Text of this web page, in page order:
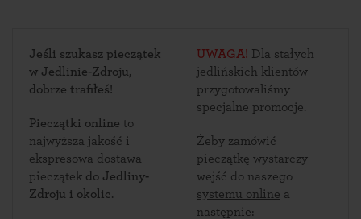
Jeśli szukasz pieczątek
w Jedlinie-Zdroju,
dobrze trafiłeś!
Pieczątki online to
najwyższa jakość i
ekspresowa dostawa
pieczątek do Jedliny-
Zdroju i okolic.
UWAGA! Dla stałych
jedlińskich klientów
przygotowaliśmy
specjalne promocje.
Żeby zamówić
pieczątkę wystarczy
wejść do naszego
systemu online a
następnie: